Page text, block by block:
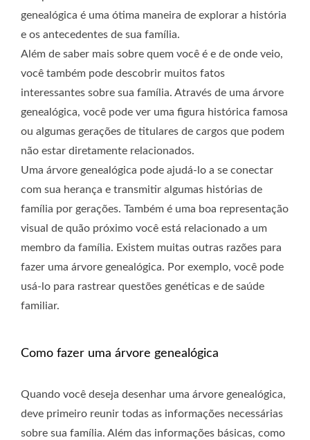
genealógica é uma ótima maneira de explorar a história
e os antecedentes de sua família.
Além de saber mais sobre quem você é e de onde veio,
você também pode descobrir muitos fatos
interessantes sobre sua família. Através de uma árvore
genealógica, você pode ver uma figura histórica famosa
ou algumas gerações de titulares de cargos que podem
não estar diretamente relacionados.
Uma árvore genealógica pode ajudá-lo a se conectar
com sua herança e transmitir algumas histórias de
família por gerações. Também é uma boa representação
visual de quão próximo você está relacionado a um
membro da família. Existem muitas outras razões para
fazer uma árvore genealógica. Por exemplo, você pode
usá-lo para rastrear questões genéticas e de saúde
familiar.
Como fazer uma árvore genealógica
Quando você deseja desenhar uma árvore genealógica,
deve primeiro reunir todas as informações necessárias
sobre sua família. Além das informações básicas, como